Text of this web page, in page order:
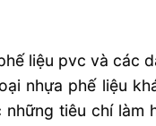
liệu pvc và các
nhựa phế liệu
tiêu chí làm